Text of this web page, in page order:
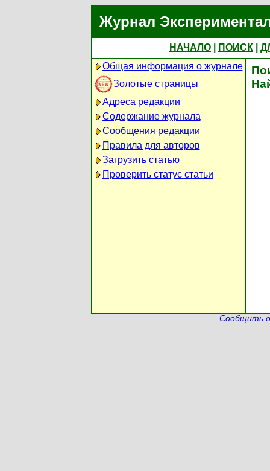
Журнал
НАЧАЛО ПОИСК
Общая информация о журнале
Золотые страницы
Адреса редакции
Содержание журнала
Сообщения редакции
Правила для авторов
Загрузить статью
Проверить статус статьи
Сообщить о